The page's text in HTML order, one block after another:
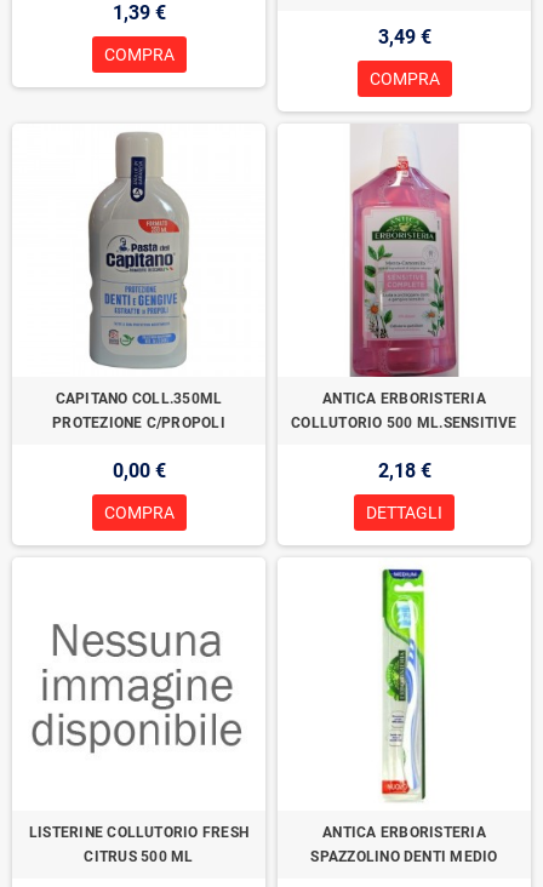
1,39 €
COMPRA
3,49 €
COMPRA
CAPITANO COLL.350ML
PROTEZIONE C/PROPOLI
0,00 €
COMPRA
ANTICA ERBORISTERIA
COLLUTORIO 500 ML.SENSITIVE
2,18 €
DETTAGLI
LISTERINE COLLUTORIO FRESH
CITRUS 500 ML
ANTICA ERBORISTERIA
SPAZZOLINO DENTI MEDIO